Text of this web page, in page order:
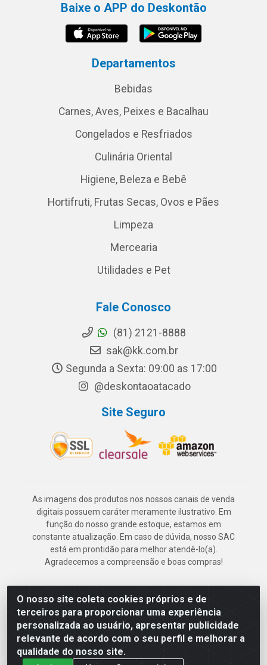
O nosso site coleta cookies próprios e de
terceiros para proporcionar uma experiência
personalizada ao usuário, apresentar publicidade
relevante de acordo com o seu perfil e melhorar a
qualidade do nosso site.
Baixe o APP do Deskontão
Departamentos
Bebidas
Carnes, Aves, Peixes e Bacalhau
Congelados e Resfriados
Culinária Oriental
Higiene, Beleza e Bebê
Hortifruti, Frutas Secas, Ovos e Pães
Limpeza
Mercearia
Utilidades e Pet
Fale Conosco
(81) 2121-8888
sak@kk.com.br
Segunda a Sexta: 09:00 as 17:00
@deskontaoatacado
Site Seguro
As imagens dos produtos nos nossos canais de venda
digitais possuem caráter meramente ilustrativo. Em
função do nosso grande estoque, estamos em
constante atualização. Em caso de dúvida, nosso SAC
está em prontidão para melhor atendê-lo(a).
Agradecemos a compreensão e boas compras!
Deskontão Atacado - Av. Marechal Mascarenhas de Morais, 2471 -
Imbiribeira - Recife/PE - CEP 51.150-001 - CNPJ 24.150.377/0003-
57